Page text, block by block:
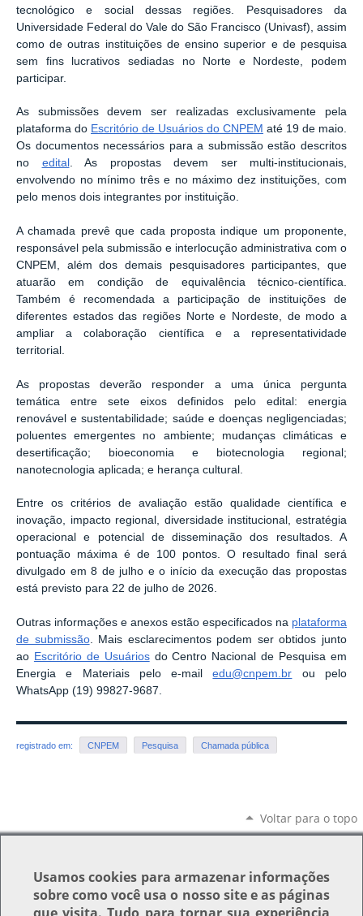
tecnológico e social dessas regiões. Pesquisadores da
Universidade Federal do Vale do São Francisco (Univasf), assim
como de outras instituições de ensino superior e de pesquisa
sem fins lucrativos sediadas no Norte e Nordeste, podem
participar.
As submissões devem ser realizadas exclusivamente pela
plataforma do Escritório de Usuários do CNPEM até 19 de maio.
Os documentos necessários para a submissão estão descritos
no edital . As propostas devem ser multi-institucionais,
envolvendo no mínimo três e no máximo dez instituições, com
pelo menos dois integrantes por instituição.
A chamada prevê que cada proposta indique um proponente,
responsável pela submissão e interlocução administrativa com o
CNPEM, além dos demais pesquisadores participantes, que
atuarão em condição de equivalência técnico-científica.
Também é recomendada a participação de instituições de
diferentes estados das regiões Norte e Nordeste, de modo a
ampliar a colaboração científica e a representatividade
territorial.
As propostas deverão responder a uma única pergunta
temática entre sete eixos definidos pelo edital: energia
renovável e sustentabilidade; saúde e doenças negligenciadas;
poluentes emergentes no ambiente; mudanças climáticas e
desertificação; bioeconomia e biotecnologia regional;
nanotecnologia aplicada; e herança cultural.
Entre os critérios de avaliação estão qualidade científica e
inovação, impacto regional, diversidade institucional, estratégia
operacional e potencial de disseminação dos resultados. A
pontuação máxima é de 100 pontos. O resultado final será
divulgado em 8 de julho e o início da execução das propostas
está previsto para 22 de julho de 2026.
Outras informações e anexos estão especificados na plataforma
de submissão. Mais esclarecimentos podem ser obtidos junto
ao Escritório de Usuáriosdo Centro Nacional de Pesquisa em
Energia e Materiais pelo e-mailedu@cnpem.br ou pelo
WhatsApp (19) 99827-9687.
registrado em: CNPEM Pesquisa Chamada pública
Voltar para o topo
Usamoscookies para armazenar informações
sobre como você usa o nosso site e as páginas